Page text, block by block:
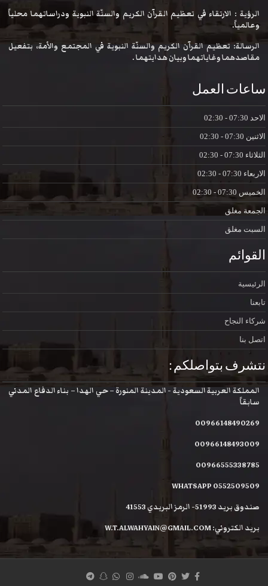
الرؤية : الارتقاء في تعظيم القرآن الكريم والسنّة النبوية ودراساتهما محلياً
وعالمياً.
الرسالة: تعظيم القرآن الكريم والسنّة النبوية في المجتمع والأمة، بتفعيل
مقاصدهما وغاياتهما وبيان هدايتهما .
ساعات العمل
الاحد
الاثنين
الثلاثاء
الاربعاء
الخميس
الجمعة مغلق
السبت مغلق
القوائم
الرئيسية
تابعنا
شركاء النجاح
اتصل بنا
نتشرف بتواصلكم :
المملكة العربية السعودية - المدينة المنورة – حي الهدا – بناء الدفاع المدني
سابقاً
00966148490269
00966148493009
00966555338785
WHATSAPP 0552509509
صندوق بريد 51993- الرمز البريدي 41553
بريد الكتروني: W.T.ALWAHYAIN@GMAIL.COM